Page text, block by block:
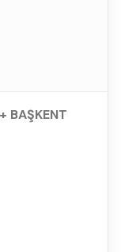
BAŞKENT